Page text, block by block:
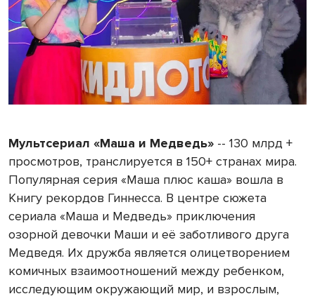
Мультсериал «Маша и Медведь» -- 130 млрд +
просмотров, транслируется в 150+ странах мира.
Популярная серия «Маша плюс каша» вошла в
Книгу рекордов Гиннесса. В центре сюжета
сериала «Маша и Медведь» приключения
озорной девочки Маши и её заботливого друга
Медведя. Их дружба является олицетворением
комичных взаимоотношений между ребенком,
исследующим окружающий мир, и взрослым,